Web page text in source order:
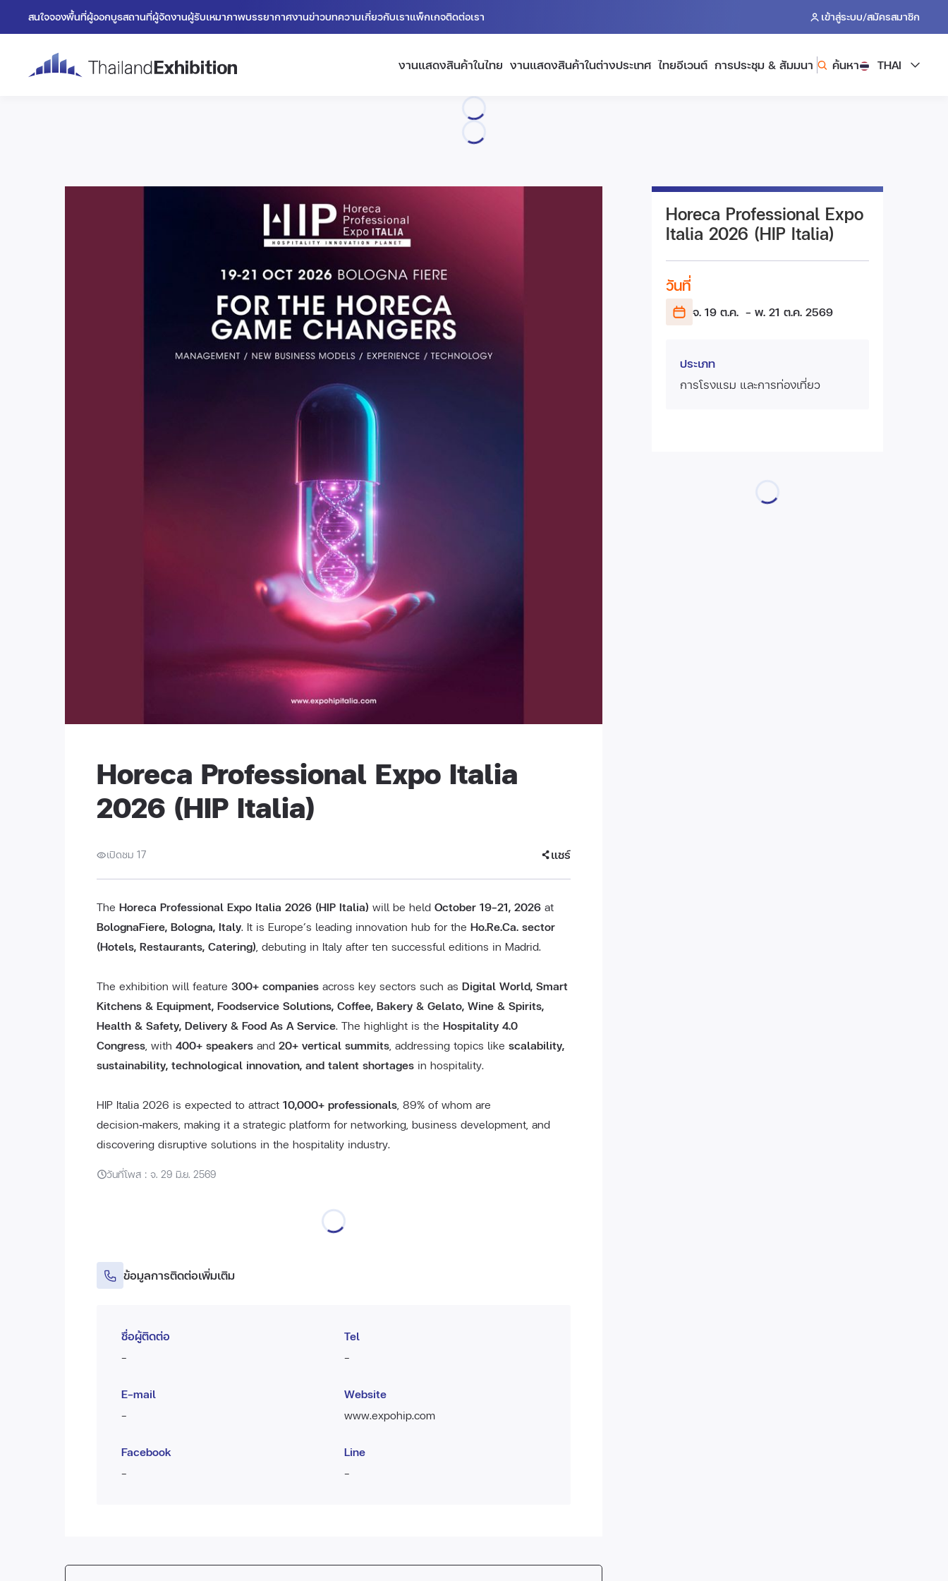
สนใจจองพื้นที่ผู้ออกบูธสถานที่ผู้จัดงานผู้รับเหมาภาพบรรยากาศงานข่าวบทความเกี่ยวกับเราแพ็กเกจติดต่อเรา เข้าสู่ระบบ/สมัครสมาชิก
งานแสดงสินค้าในไทย งานแสดงสินค้าในต่างประเทศ ไทยอีเวนต์ การประชุม & สัมมนา ค้นหา THAI
Horeca Professional Expo
Italia 2026 (HIP Italia)
วันที่
จ. 19 ต.ค. - พ. 21 ต.ค. 2569
ประเภท
การโรงแรม และการท่องเที่ยว
Horeca Professional Expo Italia
2026 (HIP Italia)
เปิดชม 17 แชร์
The Horeca Professional Expo Italia 2026 (HIP Italia) will be held October 19–21, 2026 at
BolognaFiere, Bologna, Italy. It is Europe’s leading innovation hub for the Ho.Re.Ca. sector
(Hotels, Restaurants, Catering), debuting in Italy after ten successful editions in Madrid.
The exhibition will feature 300+ companies across key sectors such as Digital World, Smart
Kitchens & Equipment, Foodservice Solutions, Coffee, Bakery & Gelato, Wine & Spirits,
Health & Safety, Delivery & Food As A Service. The highlight is the Hospitality 4.0
Congress, with 400+ speakers and 20+ vertical summits, addressing topics like scalability,
sustainability, technological innovation, and talent shortages in hospitality.
HIP Italia 2026 is expected to attract 10,000+ professionals, 89% of whom are
decision‑makers, making it a strategic platform for networking, business development, and
discovering disruptive solutions in the hospitality industry.
วันที่โพส : จ. 29 มิ.ย. 2569
ข้อมูลการติดต่อเพิ่มเติม
ชื่อผู้ติดต่อ
-
Tel
-
E-mail
-
Website
www.expohip.com
Facebook
-
Line
-